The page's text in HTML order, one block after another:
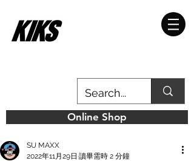
Online Shop
SU MAXX
2022年11月29日 讀畢需時 2 分鐘